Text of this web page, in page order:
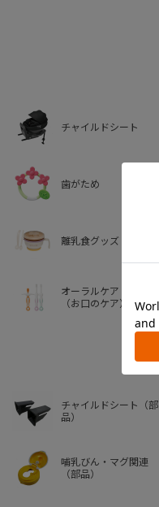
チャイルドシート
歯がため
離乳食グッズ
オーラルケア
（お口のケア）
チャイルドシート（部
品）
哺乳びん・マグ関連
（部品）